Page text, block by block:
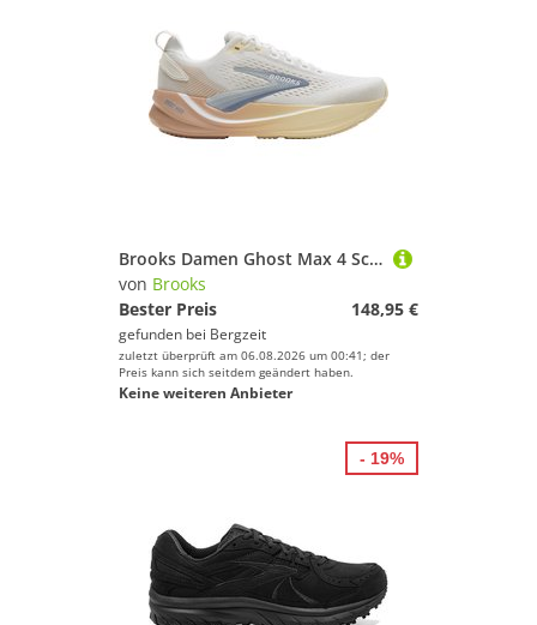
Brooks Damen Ghost Max 4 Schuhe
von Brooks
Bester Preis
148,95 €
gefunden bei Bergzeit
zuletzt überprüft am 06.08.2026 um 00:41; der
Preis kann sich seitdem geändert haben.
Keine weiteren Anbieter
- 19%